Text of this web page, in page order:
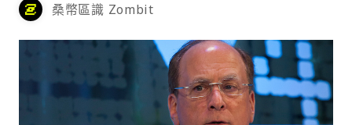
桑幣區識 Zombit